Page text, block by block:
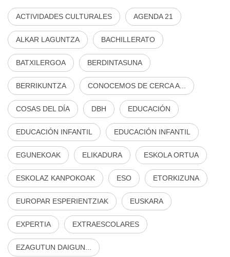
ACTIVIDADES CULTURALES AGENDA 21
ALKAR LAGUNTZA BACHILLERATO
BATXILERGOA BERDINTASUNA
BERRIKUNTZA CONOCEMOS DE CERCA A...
COSAS DEL DÍA DBH EDUCACIÓN
EDUCACIÓN INFANTIL EDUCACIÓN INFANTIL
EGUNEKOAK ELIKADURA ESKOLA ORTUA
ESKOLAZ KANPOKOAK ESO ETORKIZUNA
EUROPAR ESPERIENTZIAK EUSKARA
EXPERTIA EXTRAESCOLARES
EZAGUTUN DAIGUN...